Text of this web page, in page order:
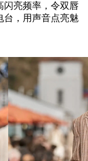
闪亮频率，令双唇
台，用声音点亮魅